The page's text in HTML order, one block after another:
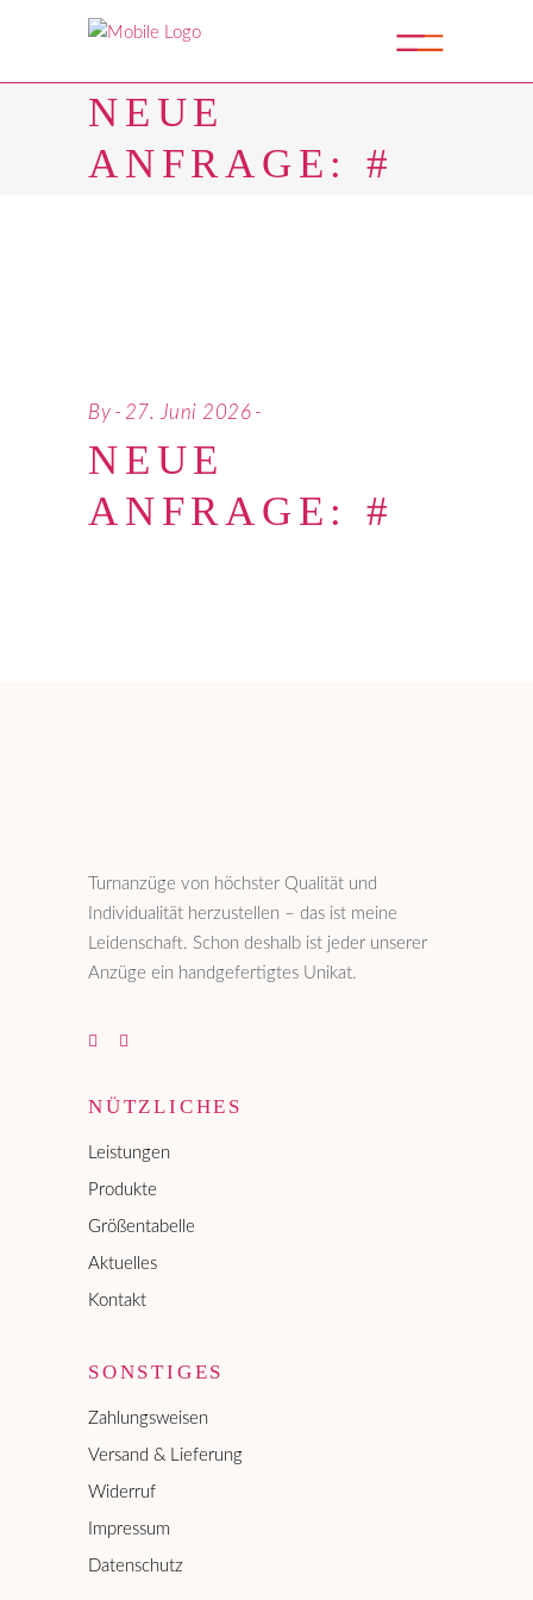
NEUE
ANFRAGE: #
By 27. Juni 2026
NEUE
ANFRAGE: #
Turnanzüge von höchster Qualität und
Individualität herzustellen – das ist meine
Leidenschaft. Schon deshalb ist jeder unserer
Anzüge ein handgefertigtes Unikat.
NÜTZLICHES
Leistungen
Produkte
Größentabelle
Aktuelles
Kontakt
SONSTIGES
Zahlungsweisen
Versand & Lieferung
Widerruf
Impressum
Datenschutz